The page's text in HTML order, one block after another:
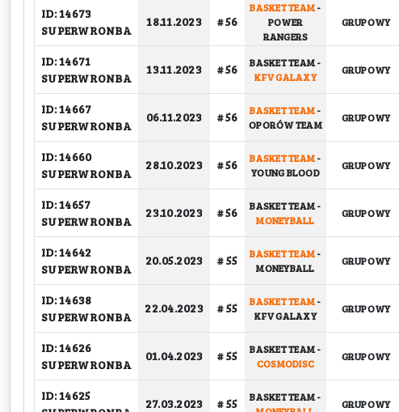
ID: 14673
SUPERWRONBA
18.11.2023 # 56
BASKET TEAM-
POWER
RANGERS
GRUPOWY
ID: 14671
SUPERWRONBA
13.11.2023 # 56 BASKET TEAM-
KFV GALAXY
GRUPOWY
ID: 14667
SUPERWRONBA
06.11.2023 # 56 BASKET TEAM-
OPORÓW TEAM
GRUPOWY
ID: 14660
SUPERWRONBA
28.10.2023 # 56 BASKET TEAM-
YOUNG BLOOD
GRUPOWY
ID: 14657
SUPERWRONBA
23.10.2023 # 56 BASKET TEAM-
MONEYBALL
GRUPOWY
ID: 14642
SUPERWRONBA
20.05.2023 # 55 BASKET TEAM-
MONEYBALL
GRUPOWY
ID: 14638
SUPERWRONBA
22.04.2023 # 55 BASKET TEAM-
KFV GALAXY
GRUPOWY
ID: 14626
SUPERWRONBA
01.04.2023 # 55 BASKET TEAM-
COSMODISC
GRUPOWY
ID: 14625
27.03.2023 # 55 BASKET TEAM-
GRUPOWY